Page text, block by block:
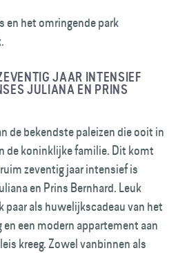
en het omringende park
JAAR INTENSIEF
JULIANA EN PRINS
de bekendste paleizen die ooit in
de koninklijke familie. Dit komt
zeventig jaar intensief is
en Prins Bernhard. Leuk
als huwelijks­cadeau van het
een modern appartement aan
kreeg. Zowel vanbinnen als